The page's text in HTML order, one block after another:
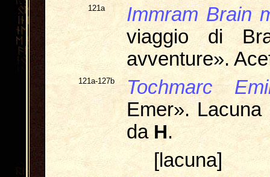
121a
Immram Brain
viaggio di
avventure».
121a-127b
Tochmarc
Emer».
daH.
[lacuna]